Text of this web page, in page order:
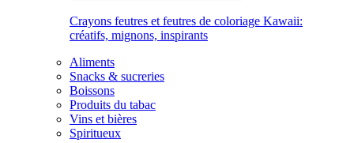
Crayons feutres et feutres de coloriage Kawaii:
créatifs, mignons, inspirants
Aliments
Snacks & sucreries
Boissons
Produits du tabac
Vins et bières
Spiritueux